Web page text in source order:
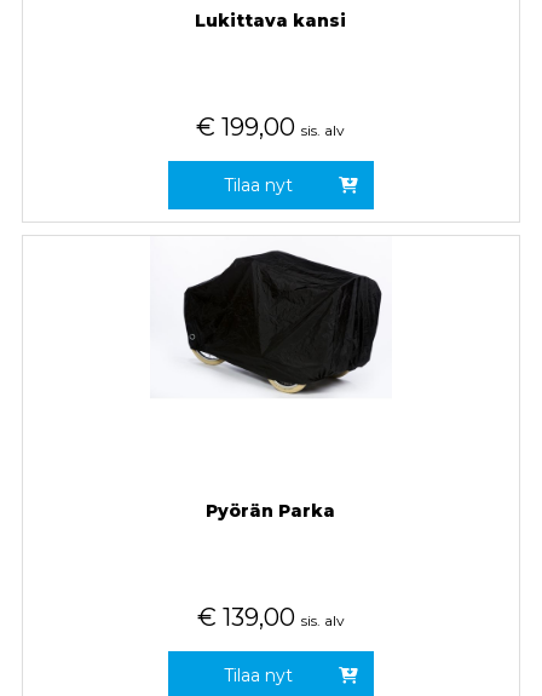
Lukittava kansi
€ 199,00 sis. alv
Tilaa nyt
Pyörän Parka
€ 139,00 sis. alv
Tilaa nyt